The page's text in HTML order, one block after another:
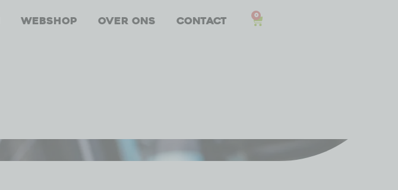
Webshop Over ons Contact 0